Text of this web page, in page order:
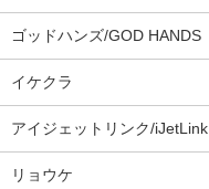
ゴッドハンズ/GOD HANDS
イケクラ
アイジェットリンク/iJetLink
リョウケ